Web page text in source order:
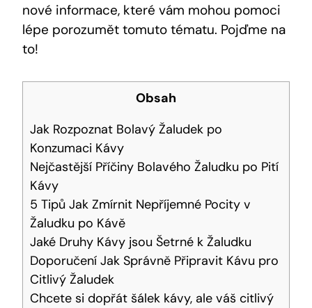
nové informace, které vám mohou pomoci
lépe porozumět tomuto tématu. Pojďme na
to!
Obsah
Jak Rozpoznat Bolavý Žaludek po
Konzumaci Kávy
Nejčastější Příčiny Bolavého Žaludku po Pití
Kávy
5 Tipů Jak Zmírnit Nepříjemné Pocity v
Žaludku po Kávě
Jaké Druhy Kávy jsou Šetrné k Žaludku
Doporučení Jak Správně Připravit Kávu pro
Citlivý Žaludek
Chcete si dopřát šálek kávy, ale váš citlivý